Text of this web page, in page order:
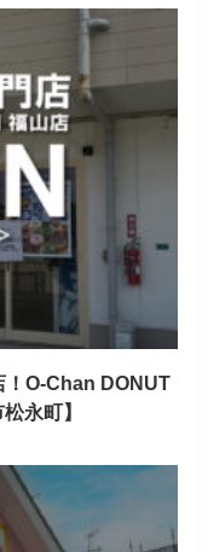
！O-Chan DONUT
永町】